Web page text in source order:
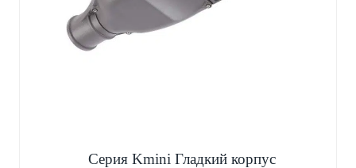
Серия Kmini Гладкий корпус